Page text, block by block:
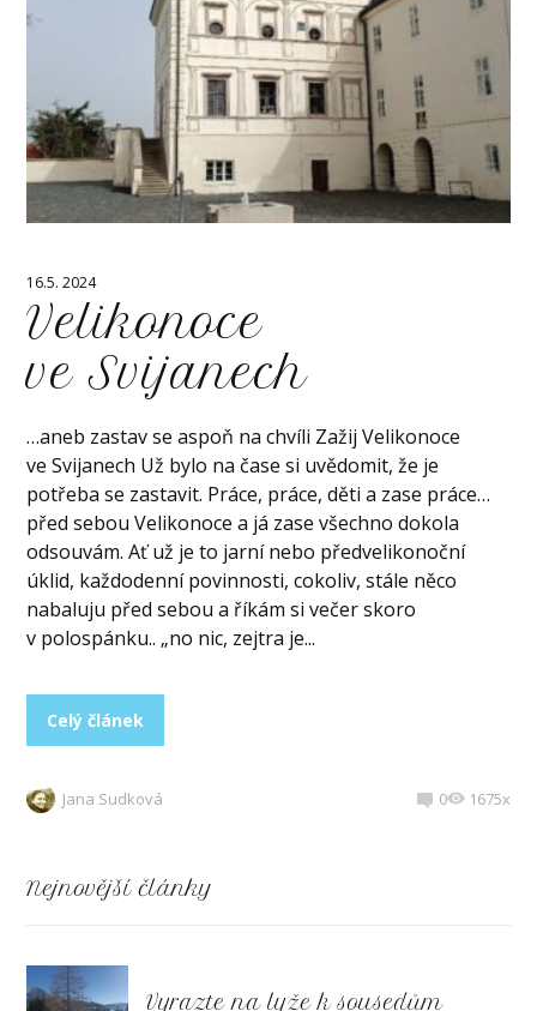
16.5. 2024
Velikonoce
ve Svijanech
…aneb zastav se aspoň na chvíli Zažij Velikonoce
ve Svijanech Už bylo na čase si uvědomit, že je
potřeba se zastavit. Práce, práce, děti a zase práce…
před sebou Velikonoce a já zase všechno dokola
odsouvám. Ať už je to jarní nebo předvelikonoční
úklid, každodenní povinnosti, cokoliv, stále něco
nabaluju před sebou a říkám si večer skoro
v polospánku.. „no nic, zejtra je...
Celý článek
Jana Sudková 0 1675x
Nejnovější články
Vyrazte na lyže k sousedům